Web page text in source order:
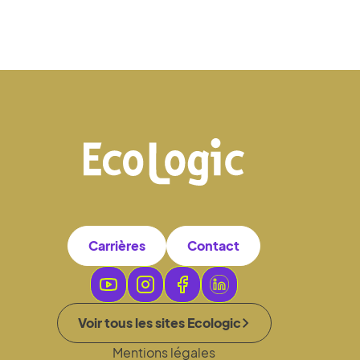
Carrières Contact
Voir tous les sites Ecologic
Mentions légales